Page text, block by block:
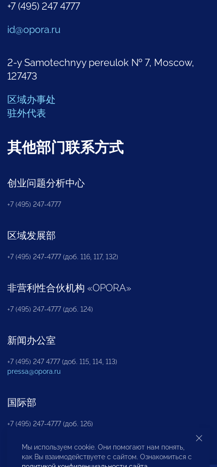
+7 (495) 247 4777
id@opora.ru
2-y Samotechnyy pereulok № 7, Moscow,
127473
区域办事处
驻外代表
其他部门联系方式
创业问题分析中心
+7 (495) 247-4777
区域发展部
+7 (495) 247-4777 (доб. 116, 117, 132)
非营利性合伙机构 «OPORA»
+7 (495) 247-4777 (доб. 124)
新闻办公室
+7 (495) 247 4777 (доб. 115, 114, 113)
pressa@opora.ru
国际部
+7 (495) 247-4777 (доб. 126)
商投权益保护部
Мы используем cookie. Они помогают нам понять,
как Вы взаимодействуете с сайтом. Ознакомиться с